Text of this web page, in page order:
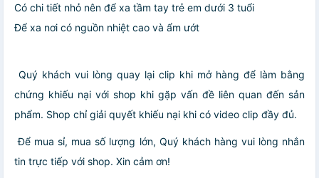
Có chi tiết nhỏ nên để xa tầm tay trẻ em dưới 3 tuổi
Để xa nơi có nguồn nhiệt cao và ẩm ướt
️ Quý khách vui lòng quay lại clip khi mở hàng để làm bằng
chứng khiếu nại với shop khi gặp vấn đề liên quan đến sản
phẩm. Shop chỉ giải quyết khiếu nại khi có video clip đầy đủ.
️ Để mua sỉ, mua số lượng lớn, Quý khách hàng vui lòng nhắn
tin trực tiếp với shop. Xin cảm ơn!